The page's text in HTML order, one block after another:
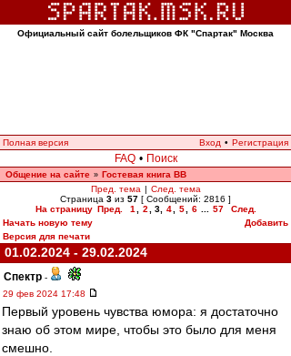
Официальный сайт болельщиков ФК "Спартак" Москва
Полная версия Вход • Регистрация
FAQ • Поиск
Общение на сайте » Гостевая книга ВВ
Пред. тема | След. тема
Страница 3 из 57 [ Сообщений: 2816 ]
На страницу Пред. 1 2 3, 4 5 6 57
След.
Начать новую тему
Добавить
Версия для печати
01.02.2024 - 29.02.2024
Спектр -
29 фев 2024 17:48
Первый уровень чувства юмора: я достаточно
знаю об этом мире, чтобы это было для меня
смешно.